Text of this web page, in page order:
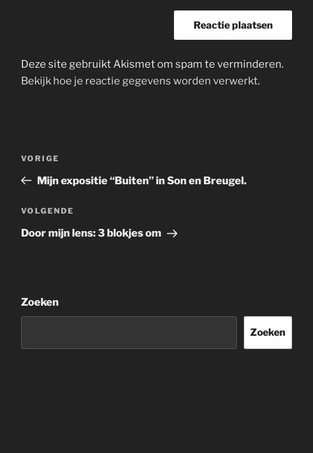
Deze site gebruikt Akismet om spam te verminderen.
Bekijk hoe je reactie gegevens worden verwerkt.
Vorig
bericht
VORIGE
Mijn expositie “Buiten” in Son en Breugel.
Volgend
bericht
VOLGENDE
Door mijn lens: 3 blokjes om
Zoeken
Zoeken